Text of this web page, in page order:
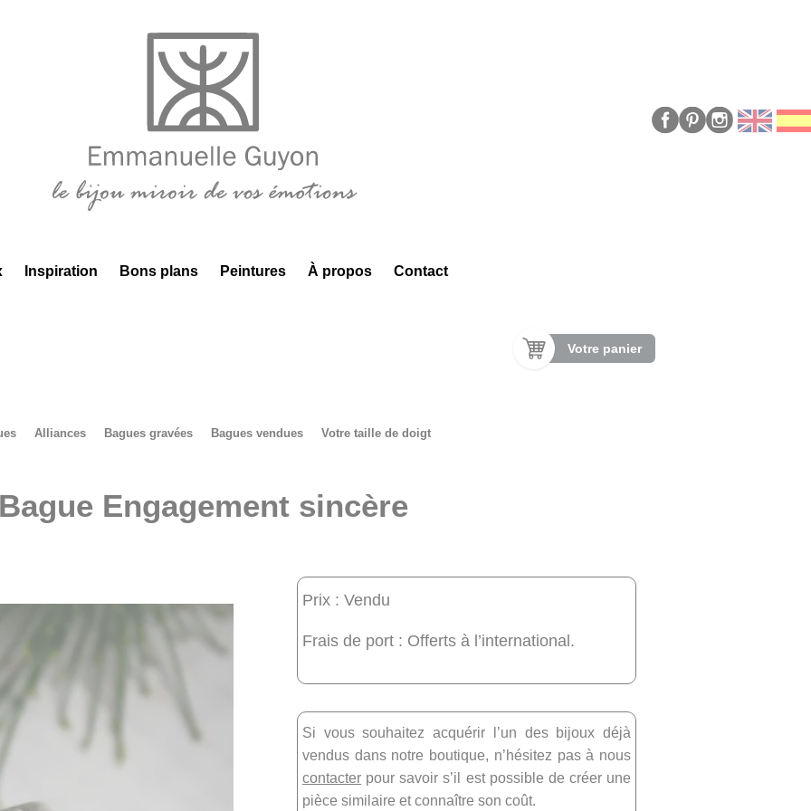
Inspiration Bons plans Peintures À propos Contact
Votre panier
Alliances Bagues gravées Bagues vendues Votre taille de doigt
Engagement sincère
Prix : Vendu
Frais de port : Offerts à l’international.
Si vous souhaitez acquérir l’un des bijoux déjà
vendus dans notre boutique, n’hésitez pas à nous
contacter pour savoir s’il est possible de créer une
pièce similaire et connaître son coût.